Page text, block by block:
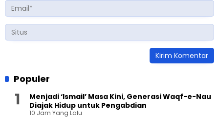
Populer
Menjadi ‘Ismail’ Masa Kini, Generasi Waqf-e-Nau
Diajak Hidup untuk Pengabdian
10 Jam Yang Lalu